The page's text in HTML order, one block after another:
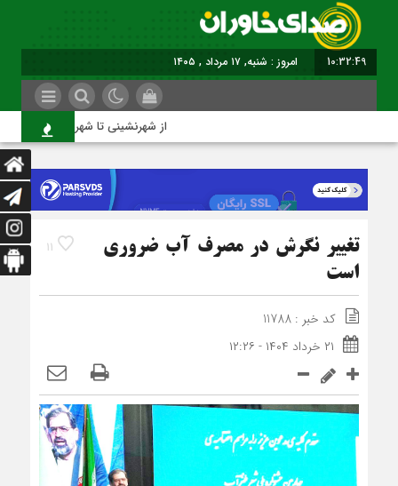
10:32:50 امروز : شنبه, ۱۷ مرداد , ۱۴۰۵
از شهرنشینی تا شهروندی
11
تغییر نگرش در مصرف آب ضروری
است
کد خبر : 11788
۲۱ خرداد ۱۴۰۴ - ۱۲:۲۶